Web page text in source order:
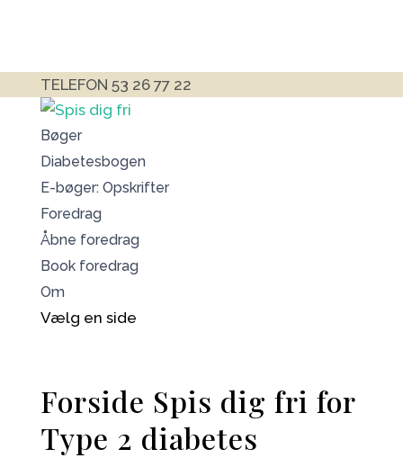
TELEFON 53 26 77 22
Bøger
Diabetesbogen
E-bøger: Opskrifter
Foredrag
Åbne foredrag
Book foredrag
Om
Vælg en side
Forside Spis dig fri for
Type 2 diabetes